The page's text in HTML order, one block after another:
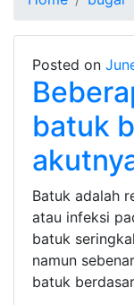
Posted on
batuk
Batuk adalah
atau infeksi
batuk
namun
batuk